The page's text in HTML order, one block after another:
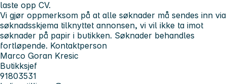
laste opp CV.
Vi gjør oppmerksom på at alle søknader må sendes inn via
søknadsskjema tilknyttet annonsen, vi vil ikke ta imot
søknader på papir i butikken. Søknader behandles
fortløpende. Kontaktperson
Marco Goran Kresic
Butikksjef
91803531